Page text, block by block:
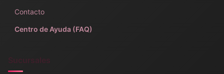
Contacto
Centro de Ayuda (FAQ)
Sucursales